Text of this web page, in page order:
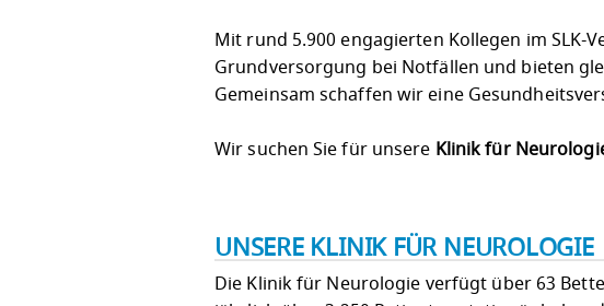
Mit rund 5.900 engagierten Kollegen im
Grundversorgung bei Notfällen und bieten
Gemeinsam schaffen wir eine
Wir suchen Sie für unsere Klinik für
UNSERE KLINIK FÜR NEUROLOGIE
Die Klinik für Neurologie verfügt über 63